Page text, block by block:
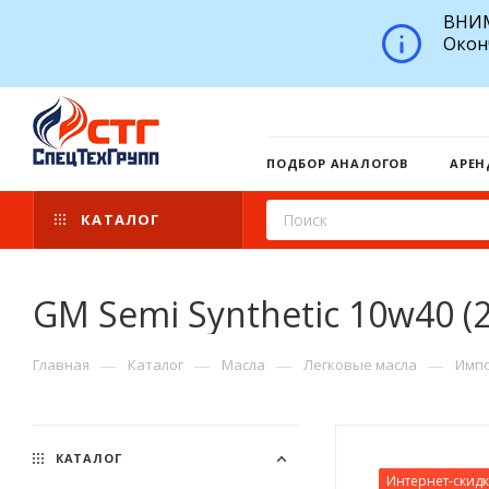
ПОДБОР АНАЛОГОВ
КАТАЛОГ
GM Semi Synthetic 10w40
Главная — Каталог — Масла — Легковые масла —
Интернет-
КАТАЛОГ